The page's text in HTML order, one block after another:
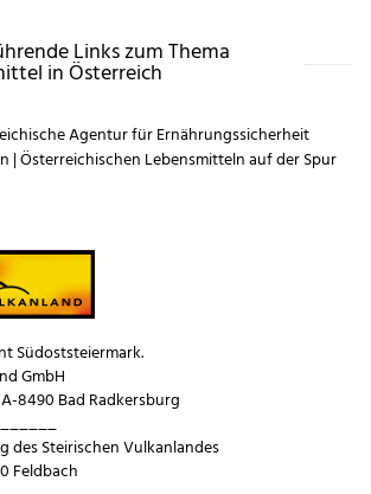
Links zum Thema
in Österreich
Agentur für Ernährungssicherheit
| Österreichischen Lebensmitteln auf der Spur
Südoststeiermark.
GmbH
8490 Bad Radkersburg
des Steirischen Vulkanlandes
Feldbach